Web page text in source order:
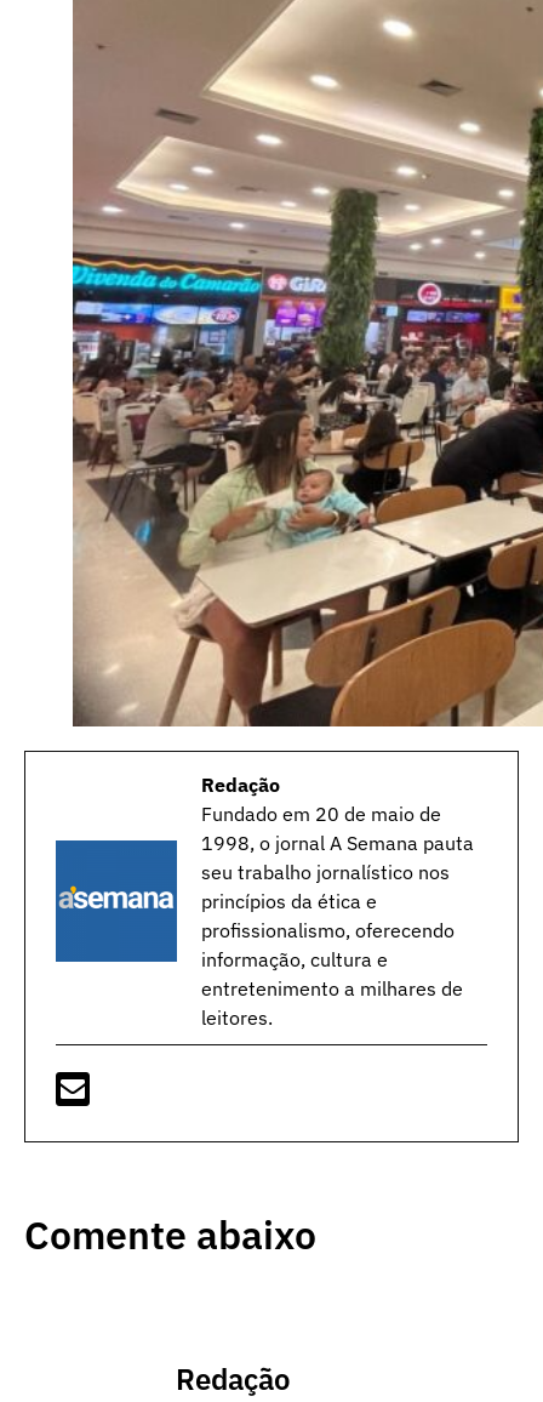
Redação
Fundado em 20 de maio de
1998, o jornal A Semana pauta
seu trabalho jornalístico nos
princípios da ética e
profissionalismo, oferecendo
informação, cultura e
entretenimento a milhares de
leitores.
Comente abaixo
Redação